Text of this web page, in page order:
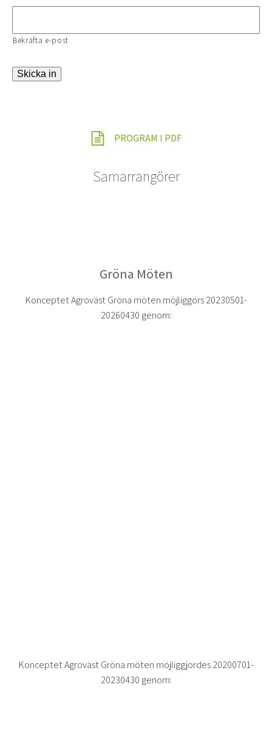
Bekräfta e-post
Skicka in
PROGRAM I PDF
Samarrangörer
Gröna Möten
Konceptet Agroväst Gröna möten möjliggörs 20230501-
20260430 genom:
Konceptet Agroväst Gröna möten möjliggjordes 20200701-
20230430 genom: